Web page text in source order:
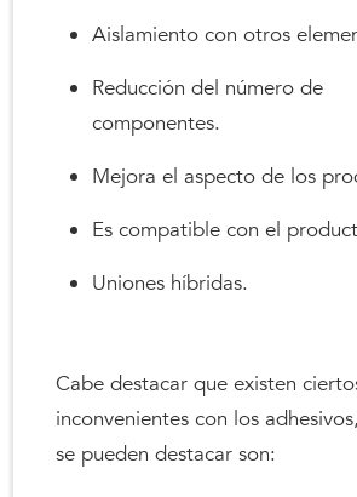
Aislamiento con otros
Reducción del número de
componentes.
Mejora el aspecto de los
Es compatible con el
Uniones híbridas.
Cabe destacar que existen
inconvenientes con los
se pueden destacar son: